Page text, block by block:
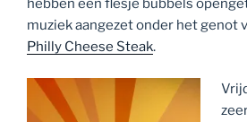
hebben een flesje bubbels
muziek aangezet onder het genot
Philly Cheese Steak.